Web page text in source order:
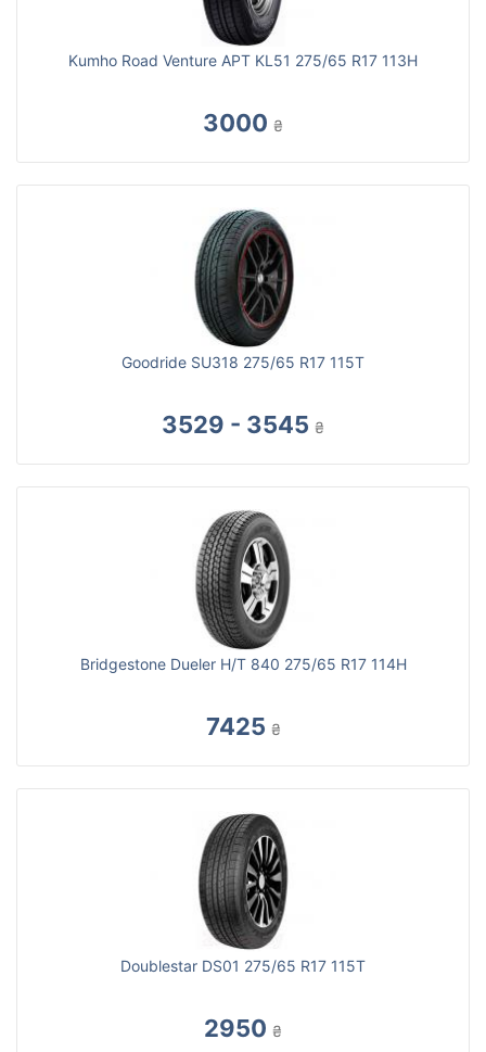
Kumho Road Venture APT KL51 275/65 R17 113H
3000 ₴
Goodride SU318 275/65 R17 115T
3529 - 3545 ₴
Bridgestone Dueler H/T 840 275/65 R17 114H
7425 ₴
Doublestar DS01 275/65 R17 115T
2950 ₴